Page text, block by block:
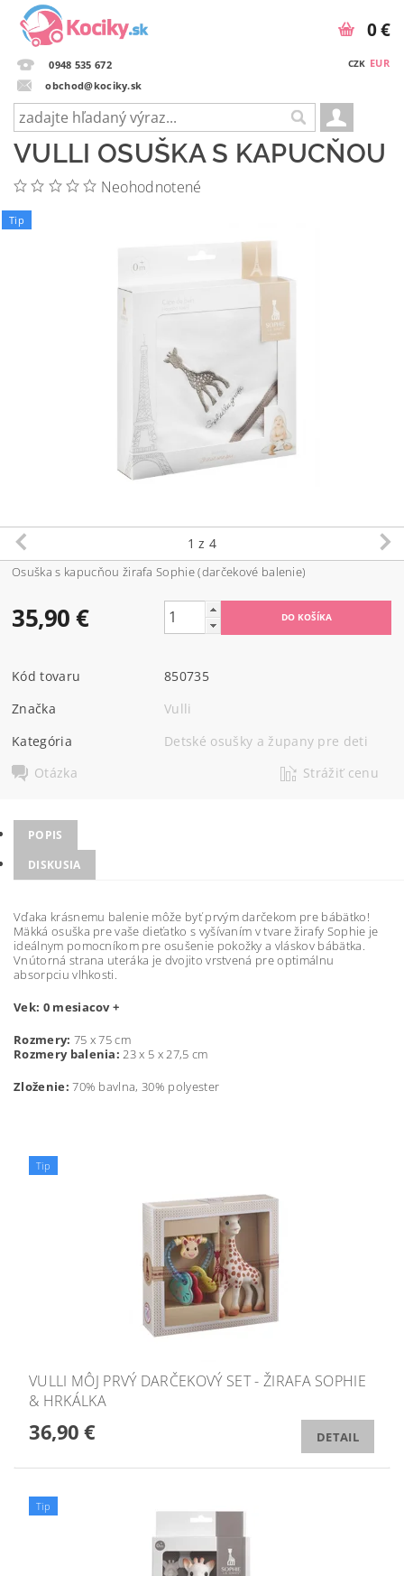
0948 535 672
obchod@kociky.sk
CZK EUR
0 €
VULLI OSUŠKA S KAPUCŇOU
Neohodnotené
Tip
1 z 4
Osuška s kapucňou žirafa Sophie (darčekové balenie)
35,90 €
Kód tovaru
850735
Značka
Vulli
Kategória
Detské osušky a župany pre deti
Otázka
Strážiť cenu
POPIS
DISKUSIA
Vďaka krásnemu balenie môže byť prvým darčekom pre bábätko!
Mäkká osuška pre vaše dieťatko s vyšívaním v tvare žirafy Sophie je
ideálnym pomocníkom pre osušenie pokožky a vláskov bábätka.
Vnútorná strana uteráka je dvojito vrstvená pre optimálnu
absorpciu vlhkosti.
Vek: 0 mesiacov +
Rozmery: 75 x 75 cm
Rozmery balenia: 23 x 5 x 27,5 cm
Zloženie: 70% bavlna, 30% polyester
Tip
VULLI MÔJ PRVÝ DARČEKOVÝ SET - ŽIRAFA SOPHIE
& HRKÁLKA
36,90 € DETAIL
Tip